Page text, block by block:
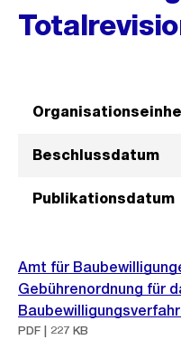
Beschlussdatum
Publikationsdatum
Amt für
Gebührenordnung für
PDF | 227 KB